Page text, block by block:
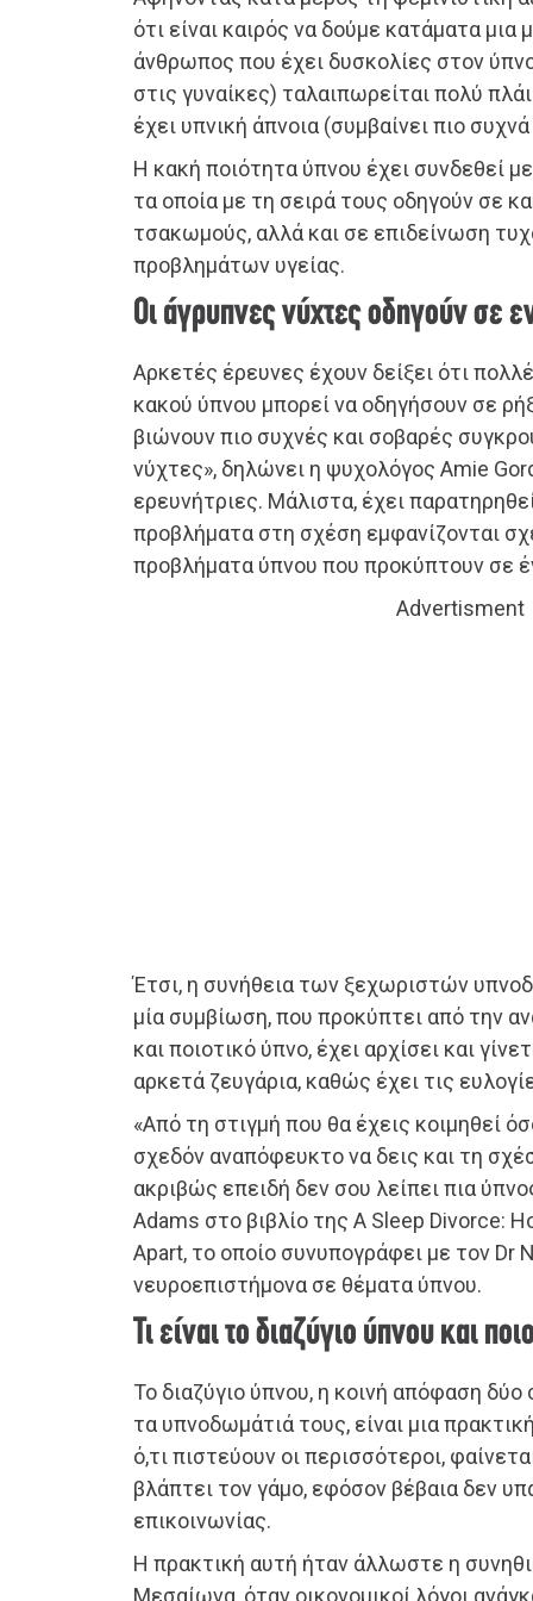
ότι είναι καιρός να δούμε κατάματα μια
άνθρωπος που έχει δυσκολίες στον
στις γυναίκες) ταλαιπωρείται πολύ
έχει υπνική άπνοια (συμβαίνει πιο
Η κακή ποιότητα ύπνου έχει συνδεθεί
τα οποία με τη σειρά τους οδηγούν σε
τσακωμούς, αλλά και σε επιδείνωση
προβλημάτων υγείας.
Οι άγρυπνες νύχτες οδηγούν σε
Αρκετές έρευνες έχουν δείξει ότι
κακού ύπνου μπορεί να οδηγήσουν σε
βιώνουν πιο συχνές και σοβαρές
νύχτες», δηλώνει η ψυχολόγος Amie
ερευνήτριες. Μάλιστα, έχει
προβλήματα στη σχέση εμφανίζονται
προβλήματα ύπνου που προκύπτουν σε
Advertisment
Έτσι, η συνήθεια των ξεχωριστών
μία συμβίωση, που προκύπτει από την
και ποιοτικό ύπνο, έχει αρχίσει και
αρκετά ζευγάρια, καθώς έχει τις
«Από τη στιγμή που θα έχεις κοιμηθεί
σχεδόν αναπόφευκτο να δεις και τη
ακριβώς επειδή δεν σου λείπει πια
Adams στο βιβλίο της A Sleep Divorce:
Apart, το οποίο συνυπογράφει με τον Dr
νευροεπιστήμονα σε θέματα ύπνου.
Τι είναι το διαζύγιο ύπνου και
Το διαζύγιο ύπνου, η κοινή απόφαση
τα υπνοδωμάτιά τους, είναι μια
ό,τι πιστεύουν οι περισσότεροι,
βλάπτει τον γάμο, εφόσον βέβαια δεν
επικοινωνίας.
Η πρακτική αυτή ήταν άλλωστε η
Μεσαίωνα, όταν οικονομικοί λόγοι